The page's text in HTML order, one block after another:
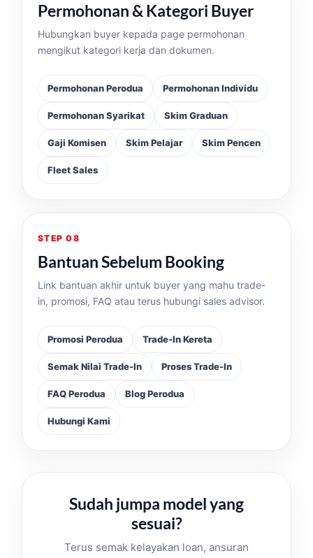
Permohonan & Kategori Buyer
Hubungkan buyer kepada page permohonan
mengikut kategori kerja dan dokumen.
Permohonan Perodua Permohonan Individu
Permohonan Syarikat Skim Graduan
Gaji Komisen Skim Pelajar Skim Pencen
Fleet Sales
STEP 08
Bantuan Sebelum Booking
Link bantuan akhir untuk buyer yang mahu trade-
in, promosi, FAQ atau terus hubungi sales advisor.
Promosi Perodua Trade-In Kereta
Semak Nilai Trade-In Proses Trade-In
FAQ Perodua Blog Perodua
Hubungi Kami
Sudah jumpa model yang
sesuai?
Terus semak kelayakan loan, ansuran